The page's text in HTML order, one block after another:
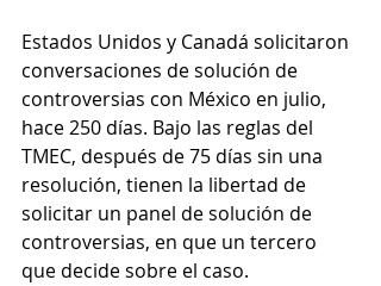
Estados Unidos y Canadá solicitaron
conversaciones de solución de
controversias con México en julio,
hace 250 días. Bajo las reglas del
TMEC, después de 75 días sin una
resolución, tienen la libertad de
solicitar un panel de solución de
controversias, en que un tercero
que decide sobre el caso.